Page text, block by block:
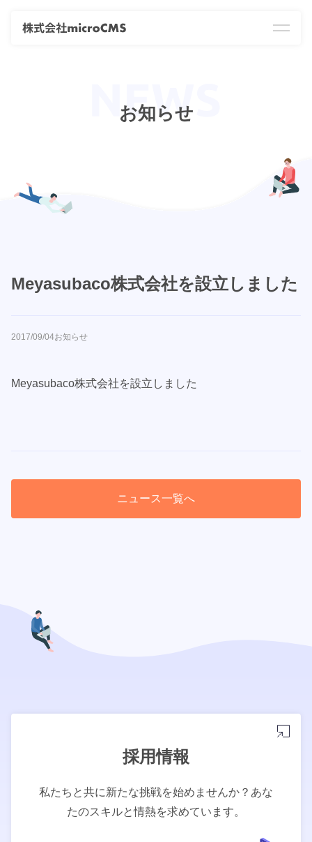
お知らせ
Meyasubaco株式会社を設立しました
2017/09/04お知らせ
Meyasubaco株式会社を設立しました
ニュース一覧へ
採用情報
私たちと共に新たな挑戦を始めませんか？あな
たのスキルと情熱を求めています。